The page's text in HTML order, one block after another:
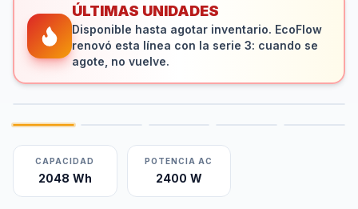
ÚLTIMAS UNIDADES
Disponible hasta agotar inventario. EcoFlow
renovó esta línea con la serie 3: cuando se
agote, no vuelve.
CAPACIDAD
2048 Wh
POTENCIA AC
2400 W